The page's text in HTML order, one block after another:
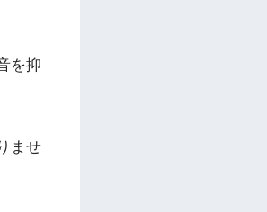
を抑
ませ